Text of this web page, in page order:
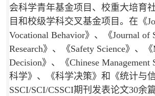
会科学青年基金项目、校重大培育
目和校级学科交叉基金项目。在《
Vocational Behavior》、《Journal of
Research》、《Safety Science》、《
Decision》、《Chinese Management
科学》、《科学决策》和《统计与
SSCI/SCI/CSSCI期刊发表论文30余